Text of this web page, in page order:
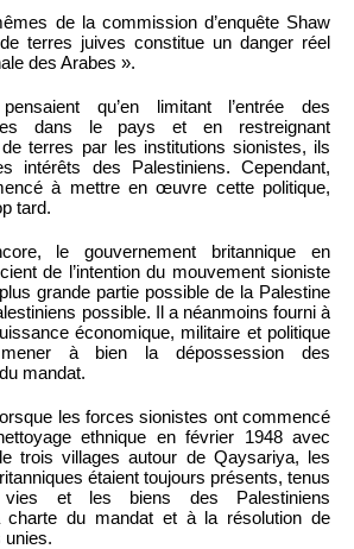
de la commission d’enquête Shaw
terres juives constitue un danger réel
des Arabes ».
qu’en limitant l’entrée des
dans le pays et en restreignant
de terres par les institutions sionistes, ils
intérêts des Palestiniens. Cependant,
à mettre en œuvre cette politique,
tard.
le gouvernement britannique en
de l’intention du mouvement sioniste
grande partie possible de la Palestine
possible. Il a néanmoins fourni à
économique, militaire et politique
à bien la dépossession des
mandat.
les forces sionistes ont commencé
ethnique en février 1948 avec
trois villages autour de Qaysariya, les
étaient toujours présents, tenus
et les biens des Palestiniens
charte du mandat et à la résolution de
unies.